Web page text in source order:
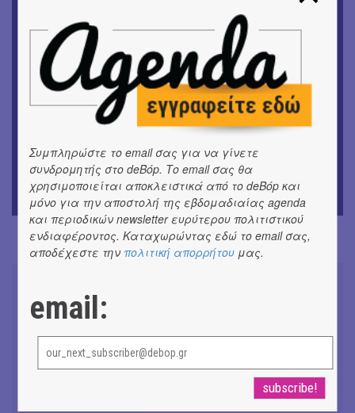
Θανάσης Λάλας-Κώστας Τσόκλης - Συνομιλώντας με
εικόνες και λέξεις
ΘΕΑΤΡΟ / ΧΟΡΟΣ
«Μήδεια» του Ευριπίδη | Σκην.: Nikita Milivojević
9o Φεστιβάλ Στρογγύλη στη Σαντορίνη
ΘΕΑΤΡΟ / ΧΟΡΟΣ
«Ίων» του Ευρυπίδη
Κυριαζή, καλλιτεχνική διευθύντρια
του ΔΗΠΕΘΕ Ιωαννίνων
Συμπληρώστε το email σας για να γίνετε
συνδρομητής στο deBόp. Το email σας θα
χρησιμοποιείται αποκλειστικά από το deBόp και
μόνο για την αποστολή της εβδομαδιαίας agenda
και περιοδικών newsletter ευρύτερου πολιτιστικού
ενδιαφέροντος. Καταχωρώντας εδώ το email σας,
αποδέχεστε την πολιτική απορρήτου μας.
email: